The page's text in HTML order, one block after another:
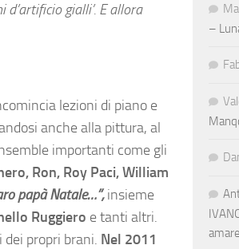
gialli’. E allora
lezioni di piano e
anche alla pittura, al
importanti come gli
Ron, Roy Paci, William
papà Natale…”,insieme
Ruggiero e tanti altri.
propri brani. Nel 2011
–
amare